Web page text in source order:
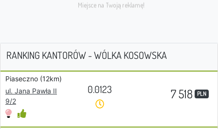
RANKING KANTORÓW - WÓLKA KOSOWSKA
Piaseczno (12km)
ul. Jana Pawła II
9/2
0.0123 7 518 PLN